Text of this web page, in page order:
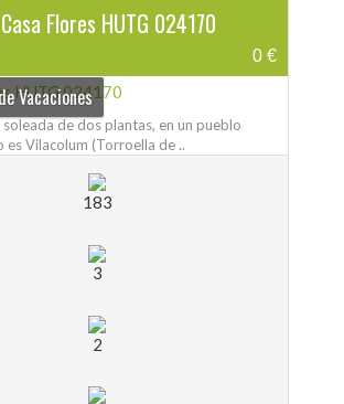
Casa Flores HUTG 024170
0 €
Vacaciones
soleada de dos plantas, en un pueblo
es Vilacolum (Torroella de ..
183
3
2